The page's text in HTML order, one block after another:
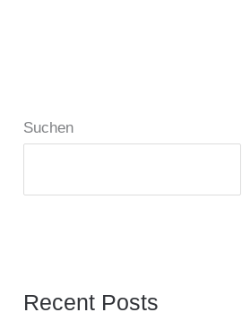
Suchen
Recent Posts